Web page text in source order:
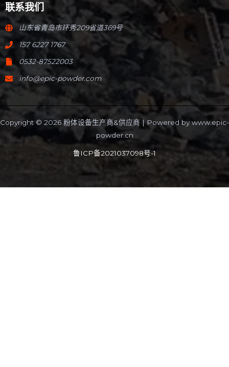
联系我们
山东省青岛市环秀209省道369号
157 6227 1767
0532-87522003
info@epic-powder.com
Copyright © 2026 粉体设备生产商&供应商 | Powered bywww.epic-
powder.cn
鲁ICP备2021037098号-1